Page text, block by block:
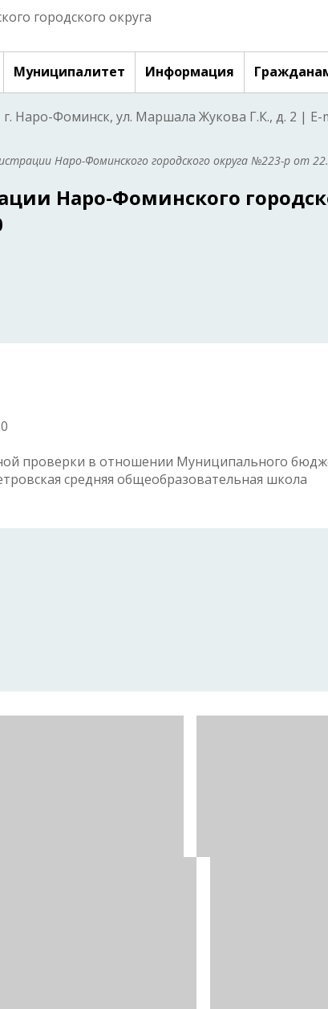
городского округа
Муниципалитет Информация
г. Наро-Фоминск, ул. Маршала Жукова Г.К., д. 2 | E-
Наро-Фоминского городского округа №223-р от
Наро-Фоминского
проверки в отношении Муниципального
средняя общеобразовательная школа